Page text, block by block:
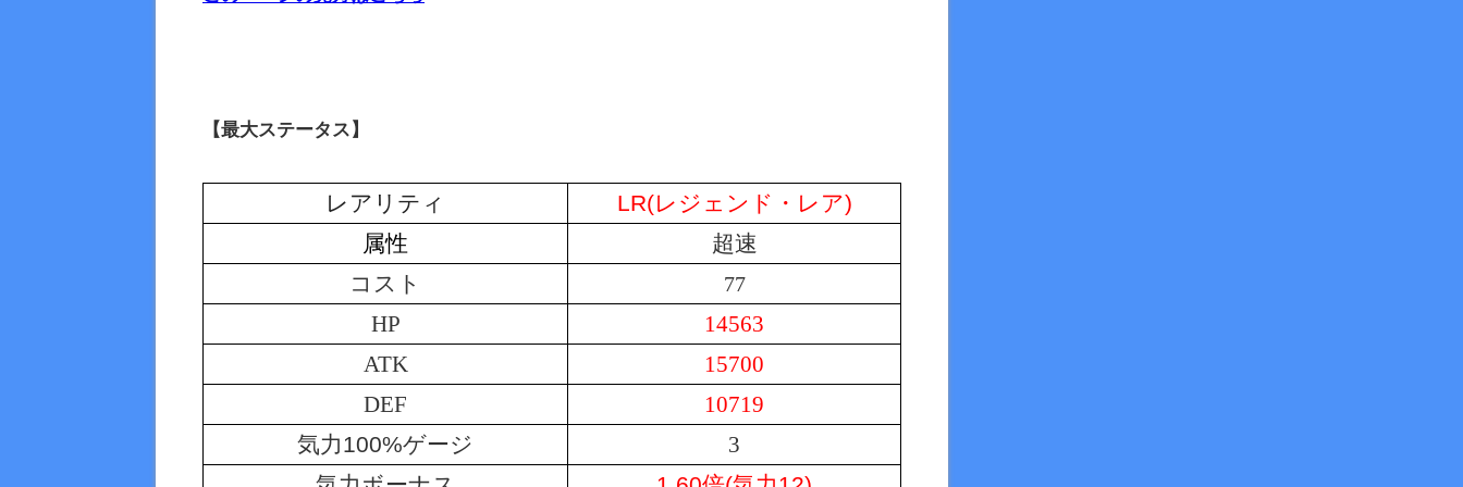
【最大ステータス】
レアリティ
LR(レジェンド・レア)
属性
超速
コスト
77
HP
14563
ATK
15700
DEF
10719
気力100%ゲージ
3